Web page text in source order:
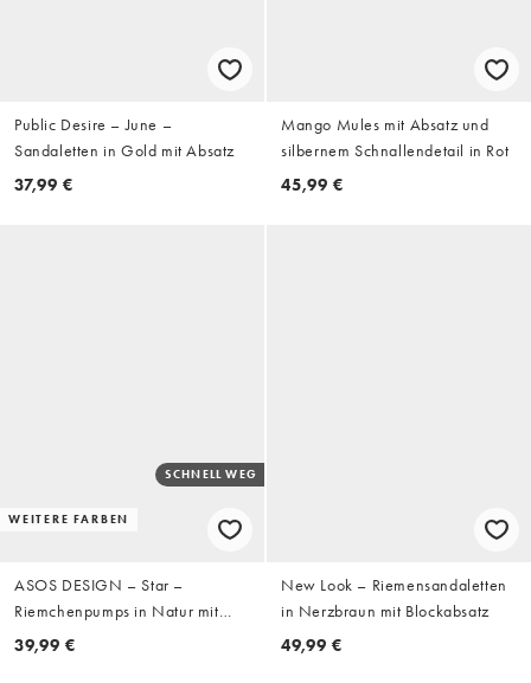
Public Desire – June –
Sandaletten in Gold mit Absatz
37,99 €
Mango Mules mit Absatz und
silbernem Schnallendetail in Rot
45,99 €
WEITERE FARBEN
SCHNELL WEG
ASOS DESIGN – Star –
Riemchenpumps in Natur mit
Flechtoptik und mittelhohem
39,99 €
New Look – Riemensandaletten
in Nerzbraun mit Blockabsatz
49,99 €